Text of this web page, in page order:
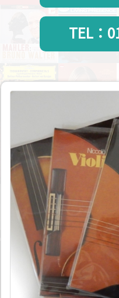
TEL：